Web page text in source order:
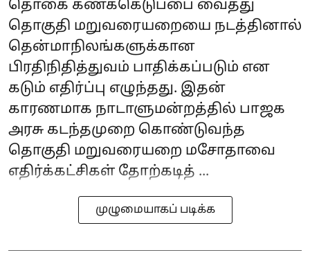
தொகை கணக்கெடுப்பை வைத்து
தொகுதி மறுவரையறையை நடத்தினால்
தென்மாநிலங்களுக்கான
பிரதிநிதித்துவம் பாதிக்கப்படும் என
கடும் எதிர்ப்பு எழுந்தது. இதன்
காரணமாக நாடாளுமன்றத்தில் பாஜக
அரசு கடந்தமுறை கொண்டுவந்த
தொகுதி மறுவரையறை மசோதாவை
எதிர்க்கட்சிகள் தோற்கடித் ...
முழுமையாகப் படிக்க